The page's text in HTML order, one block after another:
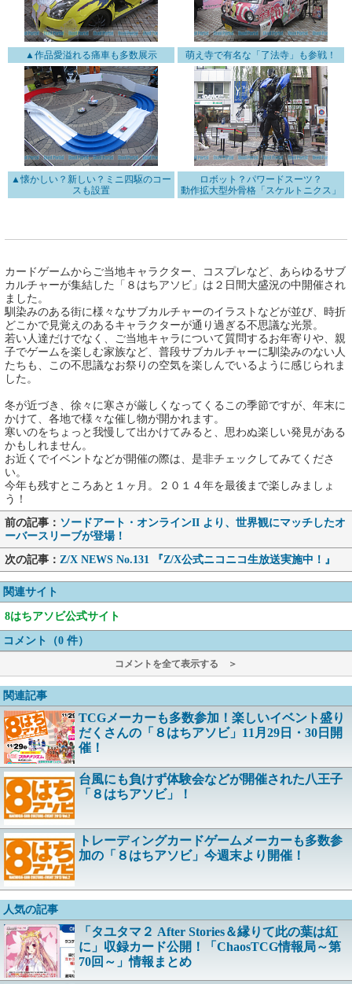
▲作品愛溢れる痛車も多数展示 萌え寺で有名な「了法寺」も参戦！
▲懐かしい？新しい？ミニ四駆のコー
スも設置
ロボット？パワードスーツ？
動作拡大型外骨格「スケルトニクス」
カードゲームからご当地キャラクター、コスプレなど、あらゆるサブ
カルチャーが集結した「８はちアソビ」は２日間大盛況の中開催され
ました。
馴染みのある街に様々なサブカルチャーのイラストなどが並び、時折
どこかで見覚えのあるキャラクターが通り過ぎる不思議な光景。
若い人達だけでなく、ご当地キャラについて質問するお年寄りや、親
子でゲームを楽しむ家族など、普段サブカルチャーに馴染みのない人
たちも、この不思議なお祭りの空気を楽しんでいるように感じられま
した。
冬が近づき、徐々に寒さが厳しくなってくるこの季節ですが、年末に
かけて、各地で様々な催し物が開かれます。
寒いのをちょっと我慢して出かけてみると、思わぬ楽しい発見がある
かもしれません。
お近くでイベントなどが開催の際は、是非チェックしてみてくださ
い。
今年も残すところあと１ヶ月。２０１４年を最後まで楽しみましょ
う！
前の記事： ソードアート・オンラインII より、世界観にマッチしたオ
ーバースリーブが登場！
次の記事： Z/X NEWS No.131 『Z/X公式ニコニコ生放送実施中！』
関連サイト
8はちアソビ公式サイト
コメント（0 件）
コメントを全て表示する ＞
関連記事
TCGメーカーも多数参加！楽しいイベント盛り
だくさんの「８はちアソビ」11月29日・30日開
催！
台風にも負けず体験会などが開催された八王子
「８はちアソビ」！
トレーディングカードゲームメーカーも多数参
加の「８はちアソビ」今週末より開催！
人気の記事
「タユタマ２ After Stories＆縁りて此の葉は紅
に」収録カード公開！「ChaosTCG情報局～第
70回～」情報まとめ